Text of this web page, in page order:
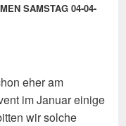
SAMSTAG 04-04-
eher am
im Januar einige
wir solche